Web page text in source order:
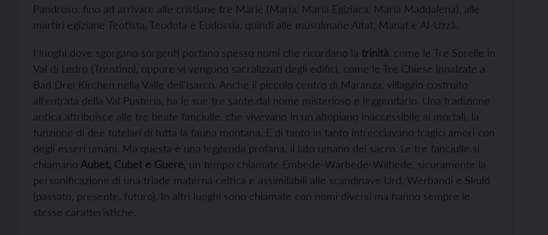
Pandroso, fino ad arrivare alle cristiane tre Marie (Maria, Maria Egiziaca, Maria Maddalena), alle
martiri egiziane Teotista, Teodota e Eudossia, quindi alle musulmane Altat, Manat e Al-Uzzà.
I luoghi dove sgorgano sorgenti portano spesso nomi che ricordano la trinità , come le Tre Sorelle in
Val di Ledro (Trentino), oppure vi vengono sacralizzati degli edifici, come le Tre Chiese innalzate a
Bad Drei Kirchen nella Valle dell’Isarco. Anche il piccolo centro di Maranza, villaggio costruito
all’entrata della Val Pusteria, ha le sue tre sante dal nome misterioso e leggendario. Una tradizione
antica attribuisce alle tre beate fanciulle, che vivevano in un altopiano inaccessibile ai mortali, la
funzione di dee tutelari di tutta la fauna montana. E di tanto in tanto intrecciavano tragici amori con
degli esseri umani. Ma questa è una leggenda profana, il lato umano del sacro. Le tre fanciulle si
chiamano Aubet, Cubet e Guere , un tempo chiamate Embede-Warbede-Wilbede, sicuramente la
personificazione di una triade materna celtica e assimilabili alle scandinave Urd, Werbandi e Skuld
(passato, presente, futuro). In altri luoghi sono chiamate con nomi diversi ma hanno sempre le
stesse caratteristiche.